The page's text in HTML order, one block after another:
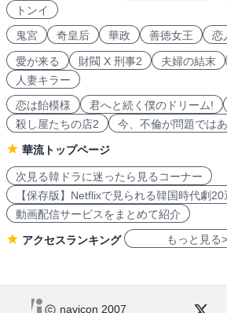
トンイ
鬼宮
奇皇后 華政 善徳女王 恋
愛が来る 財閥 X 刑事2 夫婦の結末
人妻キラー
恋は飴模様
君へと続く僕のドリーム!
殺し屋たちの店2
今、不倫が問題では
華流トップページ
次見る韓ドラに迷ったら見るコーナー
【保存版】Netflixで見られる韓国時代劇20
動画配信サービスをまとめて紹介
アクセスランキング もっと見る
navicon 2007